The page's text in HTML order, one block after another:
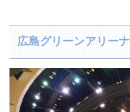
広島グリーンアリーナ